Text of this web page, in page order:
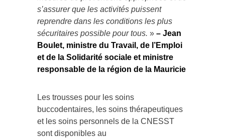
s’assurer que les activités puissent
reprendre dans les conditions les plus
sécuritaires possible pour tous. » – Jean
Boulet, ministre du Travail, de l’Emploi
et de la Solidarité sociale et ministre
responsable de la région de la Mauricie
Les trousses pour les soins
buccodentaires, les soins thérapeutiques
et les soins personnels de la CNESST
sont disponibles au